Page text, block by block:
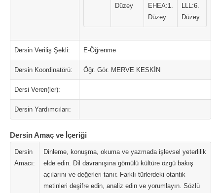
Düzey
EHEA:1.
Düzey
LLL:6.
Düzey
Dersin Veriliş Şekli: E-Öğrenme
Dersin Koordinatörü: Öğr. Gör. MERVE KESKİN
Dersi Veren(ler):
Dersin Yardımcıları:
Dersin Amaç ve İçeriği
Dersin
Amacı:
Dinleme, konuşma, okuma ve yazmada işlevsel yeterlilik
elde edin. Dil davranışına gömülü kültüre özgü bakış
açılarını ve değerleri tanır. Farklı türlerdeki otantik
metinleri deşifre edin, analiz edin ve yorumlayın. Sözlü